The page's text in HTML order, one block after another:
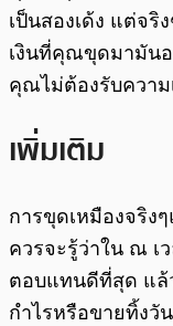
เป็นสองเด้ง แต่จริ
เงินที่คุณขุดมามัน
คุณไม่ต้องรับความ
เพิ่มเติม
การขุดเหมืองจริ
ควรจะรู้ว่าใน ณ เ
ตอบแทนดีที่สุด แล้
กำไรหรือขายทิ้งวั